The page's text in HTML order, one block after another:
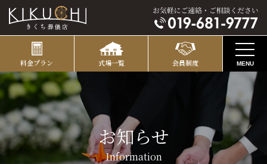
料金プラン 式場一覧 会員制度 MENU
お知らせ
コンセプト
式場のご案内 お知らせ
Information